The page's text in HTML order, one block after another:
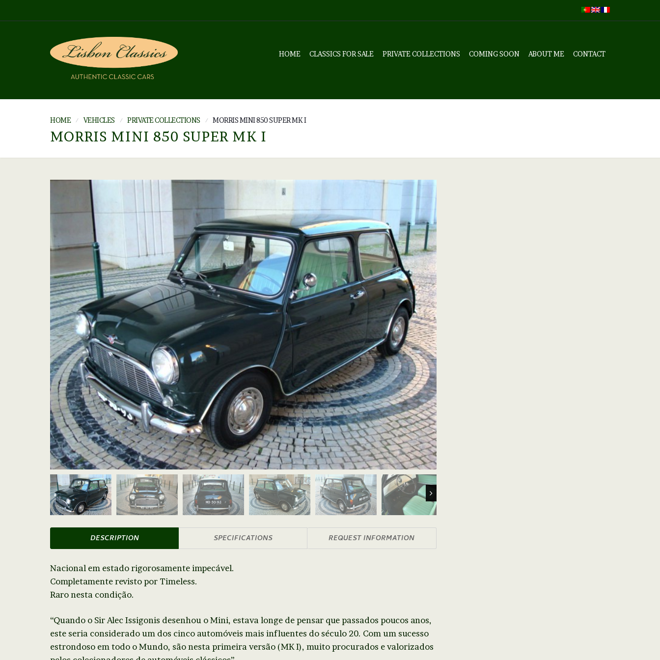
HOME CLASSICS FOR SALE PRIVATE COLLECTIONS COMING SOON ABOUT ME CONTACT
HOME VEHICLES PRIVATE COLLECTIONS MORRIS MINI 850 SUPER MK I
MORRIS MINI 850 SUPER MK I
Next
DESCRIPTION SPECIFICATIONS REQUEST INFORMATION
Nacional em estado rigorosamente impecável.
Completamente revisto por Timeless.
Raro nesta condição.
“Quando o Sir Alec Issigonis desenhou o Mini, estava longe de pensar que passados poucos anos,
este seria considerado um dos cinco automóveis mais influentes do século 20. Com um sucesso
estrondoso em todo o Mundo, são nesta primeira versão (MK I), muito procurados e valorizados